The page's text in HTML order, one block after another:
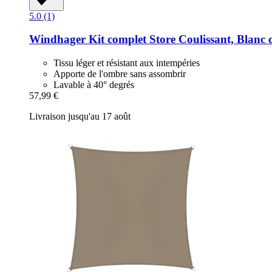
5.0 (1)
Windhager Kit complet Store Coulissant, Blanc
Tissu léger et résistant aux intempéries
Apporte de l'ombre sans assombrir
Lavable à 40° degrés
57,99 €
Livraison jusqu'au 17 août